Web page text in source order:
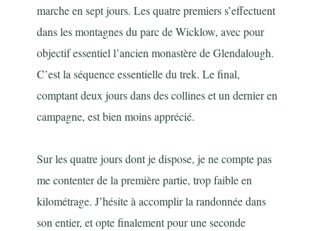
marche en sept jours. Les quatre premiers s’effectuent
dans les montagnes du parc de Wicklow, avec pour
objectif essentiel l’ancien monastère de Glendalough.
C’est la séquence essentielle du trek. Le final,
comptant deux jours dans des collines et un dernier en
campagne, est bien moins apprécié.
Sur les quatre jours dont je dispose, je ne compte pas
me contenter de la première partie, trop faible en
kilométrage. J’hésite à accomplir la randonnée dans
son entier, et opte finalement pour une seconde